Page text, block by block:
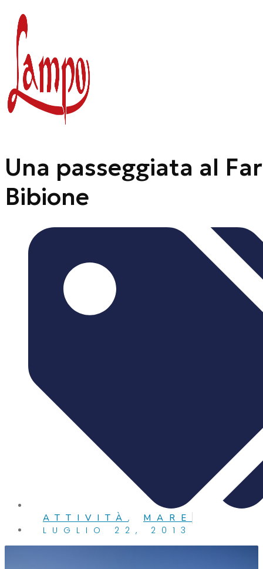
contenuto
Una passeggiata al
Bibione
ATTIVITÀ , MARE
LUGLIO 22, 2013